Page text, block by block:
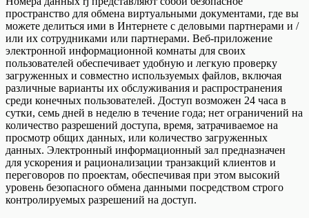
пространство для обмена виртуальными документами, где вы
можете делиться ими в Интернете с деловыми партнерами и /
или их сотрудниками или партнерами. Веб-приложение
электронной информационной комнаты для своих
пользователей обеспечивает удобную и легкую проверку
загруженных и совместно используемых файлов, включая
различные варианты их обслуживания и распространения
среди конечных пользователей. Доступ возможен 24 часа в
сутки, семь дней в неделю в течение года; нет ограничений на
количество разрешений доступа, время, затрачиваемое на
просмотр общих данных, или количество загруженных
данных. Электронный информационный зал предназначен
для ускорения и рационализации транзакций клиентов и
переговоров по проектам, обеспечивая при этом высокий
уровень безопасного обмена данными посредством строго
контролируемых разрешений на доступ.